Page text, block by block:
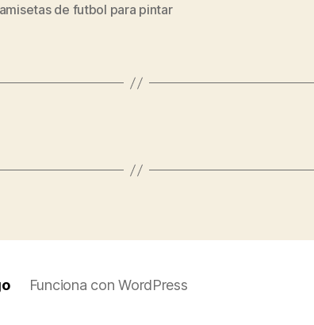
de futbol para pintar
Funciona con WordPress